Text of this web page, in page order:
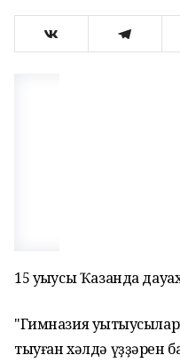
15 уҡыусы Ҡазанда
"Гимназия
тыуған хәлдә үҙҙәрен